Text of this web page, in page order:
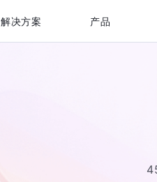
解决方案 产品